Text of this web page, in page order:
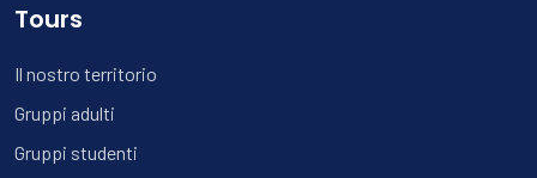
Tours
Il nostro territorio
Gruppi adulti
Gruppi studenti